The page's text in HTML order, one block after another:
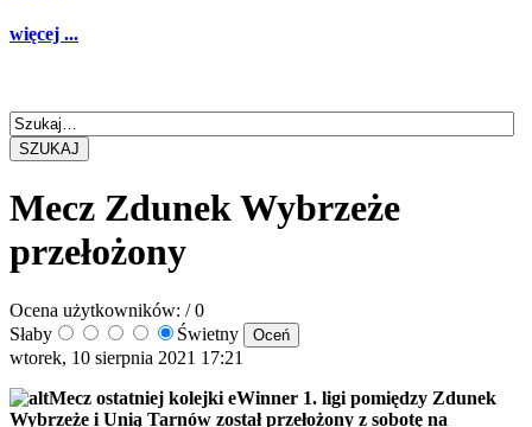
więcej ...
SZUKAJ
Mecz Zdunek Wybrzeże
przełożony
Ocena użytkowników: / 0
Słaby
Świetny
wtorek, 10 sierpnia 2021 17:21
Mecz ostatniej kolejki eWinner 1. ligi pomiędzy Zdunek
Wybrzeże i Unią Tarnów został przełożony z sobotę na